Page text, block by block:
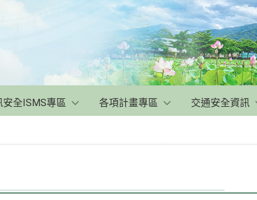
安全ISMS專區 各項計畫專區 交通安全資訊